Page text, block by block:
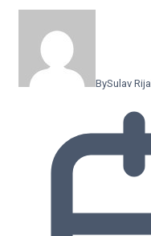
BySulav Rijal